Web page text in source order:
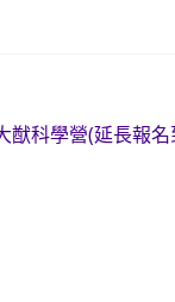
猷科學營(延長報